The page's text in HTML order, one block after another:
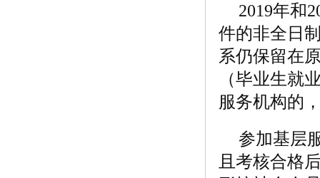
2019年和
件的非全日
系仍保留在
（毕业生就
服务机构的
参加基层
且考核合格